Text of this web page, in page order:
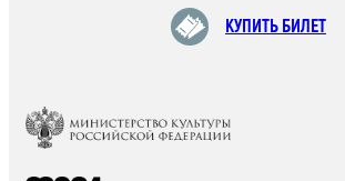
КУПИТЬ БИЛЕТ